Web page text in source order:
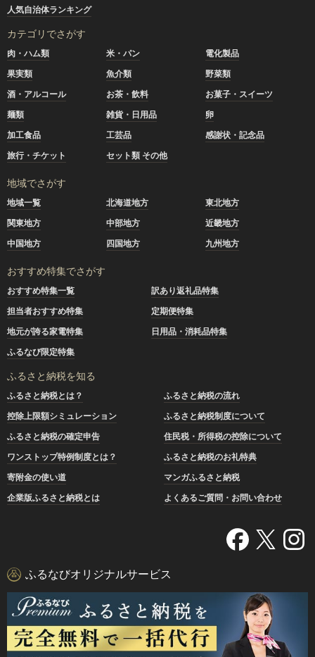
人気自治体ランキング
カテゴリでさがす
肉・ハム類 米・パン
電化製品
果実類
魚介類
野菜類
酒・アルコール
お茶・飲料
お菓子・スイーツ
麺類
雑貨・日用品
卵
加工食品
工芸品
感謝状・記念品
旅行・チケット
セット類 その他
地域でさがす
地域一覧 北海道地方
東北地方
関東地方
中部地方
近畿地方
中国地方
四国地方 九州地方
おすすめ特集でさがす
おすすめ特集一覧
訳あり返礼品特集
担当者おすすめ特集
定期便特集
地元が誇る家電特集
日用品・消耗品特集
ふるなび限定特集
ふるさと納税を知る
ふるさと納税とは？
ふるさと納税の流れ
控除上限額シミュレーション
ふるさと納税制度について
ふるさと納税の確定申告
住民税・所得税の控除について
ワンストップ特例制度とは？
ふるさと納税のお礼特典
寄附金の使い道
マンガふるさと納税
企業版ふるさと納税とは
よくあるご質問・お問い合わせ
ふるなびオリジナルサービス